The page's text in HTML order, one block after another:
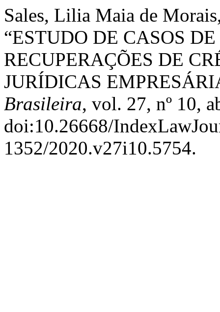
Sales, Lilia Maia de
“ESTUDO DE CASOS
RECUPERAÇÕES DE
JURÍDICAS
Brasileira, vol. 27, nº 10,
doi:10.26668/
1352/2020.v27i10.5754.